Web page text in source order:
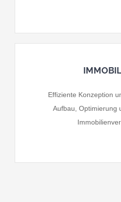
Effiziente Konzeption
Aufbau, Optimierung